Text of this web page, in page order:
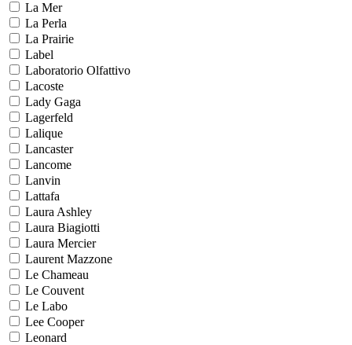
La Mer
La Perla
La Prairie
Label
Laboratorio Olfattivo
Lacoste
Lady Gaga
Lagerfeld
Lalique
Lancaster
Lancome
Lanvin
Lattafa
Laura Ashley
Laura Biagiotti
Laura Mercier
Laurent Mazzone
Le Chameau
Le Couvent
Le Labo
Lee Cooper
Leonard